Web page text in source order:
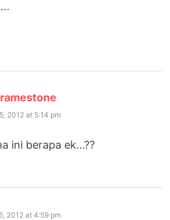
2012 at 5:14 pm
ini berapa ek…??
2012 at 4:59 pm